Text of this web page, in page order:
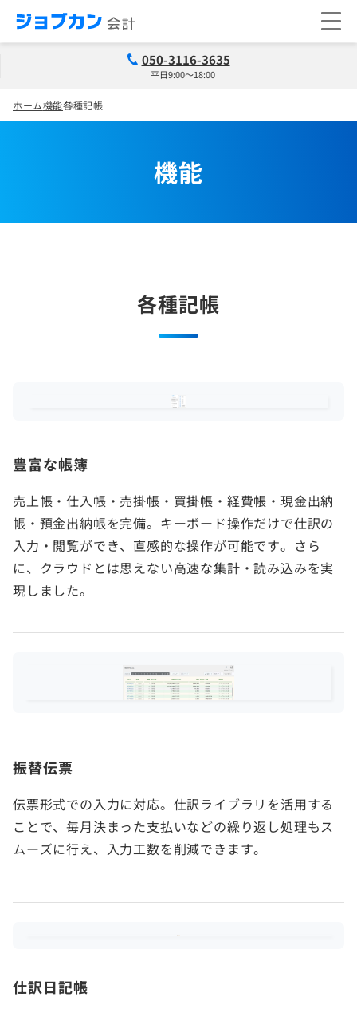
050-3116-3635
平日9:00～18:00
ホーム機能各種記帳
機能
各種記帳
豊富な帳簿
売上帳・仕入帳・売掛帳・買掛帳・経費帳・現金出納
帳・預金出納帳を完備。キーボード操作だけで仕訳の
入力・閲覧ができ、直感的な操作が可能です。さら
に、クラウドとは思えない高速な集計・読み込みを実
現しました。
振替伝票
伝票形式での入力に対応。仕訳ライブラリを活用する
ことで、毎月決まった支払いなどの繰り返し処理もス
ムーズに行え、入力工数を削減できます。
仕訳日記帳